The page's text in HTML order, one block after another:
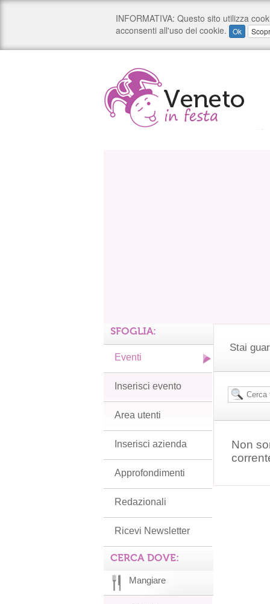
Stai
Non
SFOGLIA:
Eventi
Inserisci evento
Area utenti
Inserisci azienda
Approfondimenti
Redazionali
Ricevi Newsletter
CERCA DOVE:
Mangiare